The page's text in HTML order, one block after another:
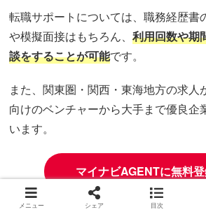
転職サポートについては、職務経歴書
や模擬⾯接はもちろん、利⽤回数や期
談をすることが可能です。
また、関東圏・関西・東海地方の求人
向けのベンチャーから大手まで優良企
います。
マイナビAGENTに無料
メニュー シェア 目次